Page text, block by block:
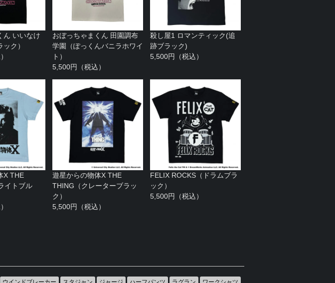
ん いいなけ
ク）
おぼっちゃまくん 田園調布
学園（ぽっくんバニラホワイ
ト）
5,500円（税込）
殺し屋1 ロマンティック(追
跡ブラック)
5,500円（税込）
X THE
イトブル
遊星からの物体X THE
THING（クレーターブラッ
ク）
5,500円（税込）
FELIX ROCKS（ドラムブラ
ック）
5,500円（税込）